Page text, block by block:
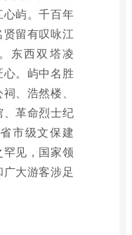
屿。千百年
留有叹咏江
东西双塔凌
。屿中名胜
、浩然楼、
革命烈士纪
市级文保建
见，国家领
大游客涉足